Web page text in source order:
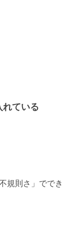
れている
規則さ」ででき